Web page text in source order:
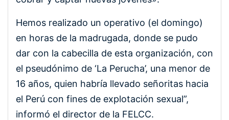
Hemos realizado un operativo (el domingo)
en horas de la madrugada, donde se pudo
dar con la cabecilla de esta organización, con
el pseudónimo de ‘La Perucha’, una menor de
16 años, quien habría llevado señoritas hacia
el Perú con fines de explotación sexual”,
informó el director de la FELCC.